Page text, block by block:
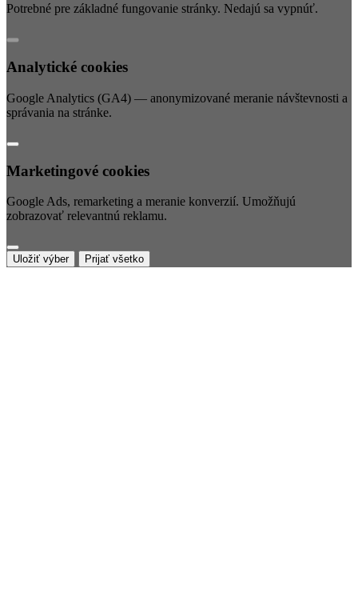
Potrebné pre základné fungovanie stránky. Nedajú sa vypnúť.
Analytické cookies
Google Analytics (GA4) — anonymizované meranie návštevnosti a
správania na stránke.
Marketingové cookies
Google Ads, remarketing a meranie konverzií. Umožňujú
zobrazovať relevantnú reklamu.
Uložiť výber Prijať všetko